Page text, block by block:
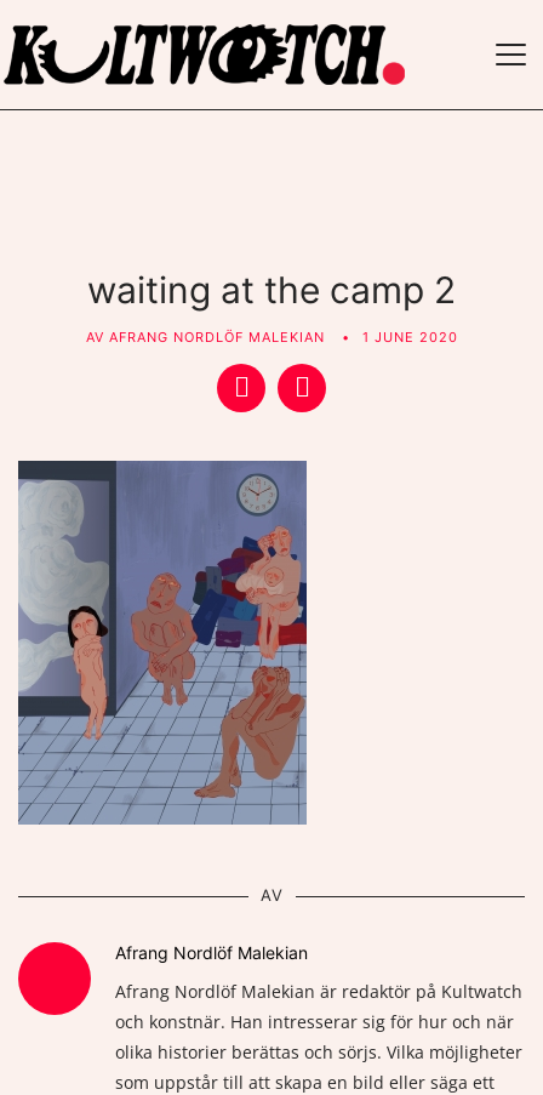
waiting at the camp 2
AV AFRANG NORDLÖF MALEKIAN 1 JUNE 2020
AV
Afrang Nordlöf Malekian
Afrang Nordlöf Malekian är redaktör på Kultwatch
och konstnär. Han intresserar sig för hur och när
olika historier berättas och sörjs. Vilka möjligheter
som uppstår till att skapa en bild eller säga ett